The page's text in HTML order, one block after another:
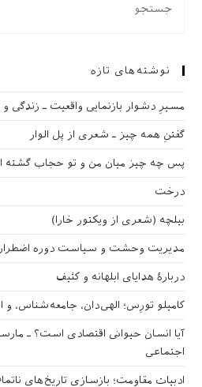
نوشته‌های تازه
مسیرِ دشوار بازنمایی واقعیت ـ زندگی و
گفتنِ همه چیز ـ شعری از پل الوار
پس چه چیز میان من و تو حجاب گشته
درخت
بیلچه (شعری از ویکتور خارا)
مدیریت وحشت و سیاست دوره اضطرار
دربارهٔ هدایای ابلهانه و کثیف
کامیلو تورِس؛ الهی‌دان، جامعه‌شناس، و
آیا انسان حیوانی اقتصادی است؟ ـ
اجتماعی
ادبیات مقاومت؛ بازسازی تاریخ‌های